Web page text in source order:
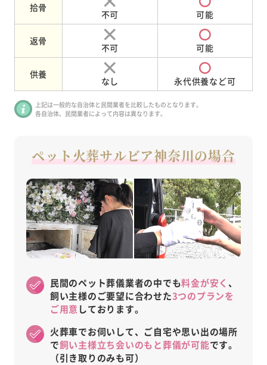
拾骨
不可 可能
返骨
不可 可能
供養
なし 永代供養など可
上記は一般的な自治体と民間業者を比較したものとなります。
各自治体、民間業者によって内容は異なります。
ペット火葬サルビア神奈川の場合
民間のペット葬儀業者の中でも料金が安く 、
飼い主様のご要望に合わせた3つのプランを
ご用意 しております。
火葬車でお伺いして、ご自宅や思い出の場所
で飼い主様立ち会いのもと葬儀が可能です。
（引き取りのみも可）